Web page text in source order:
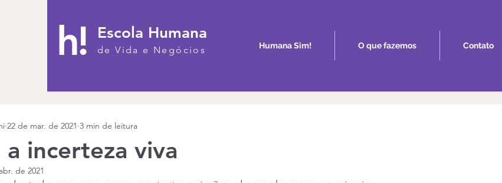
h! Escola Humana
de Vida e Negócios Humana Sim! O que fazemos Contato
incerteza viva
22 de mar. de 2021 3 min de leitura
de 2021